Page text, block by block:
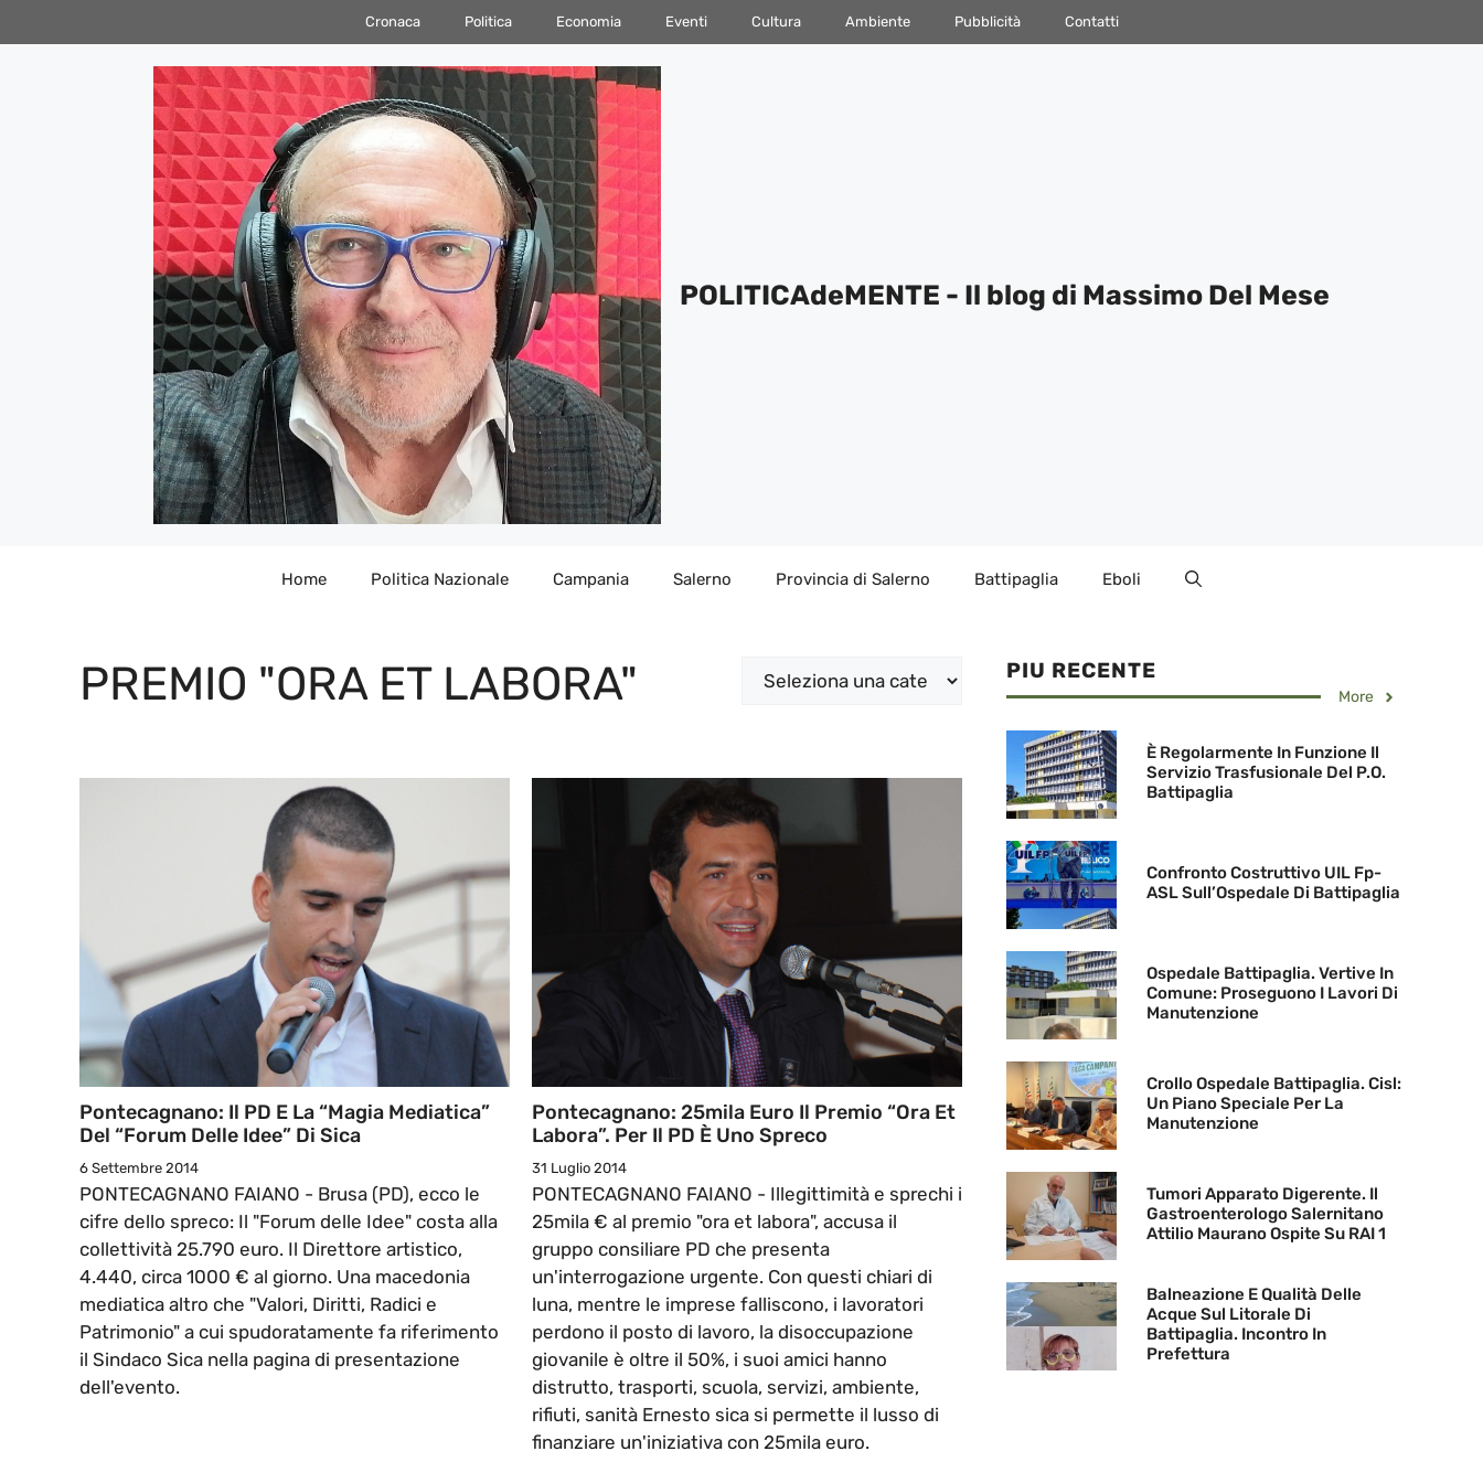
al
Cronaca Politica Economia Eventi Cultura Ambiente Pubblicità Contatti
POLITICAdeMENTE - Il blog di Massimo Del Mese
Home Politica Nazionale Campania Salerno Provincia di Salerno Battipaglia Eboli
PREMIO "ORA ET LABORA" Categorie
Pontecagnano: Il PD E La “Magia Mediatica”
Del “Forum Delle Idee” Di Sica
6 Settembre 2014
PONTECAGNANO FAIANO - Brusa (PD), ecco le
cifre dello spreco: Il "Forum delle Idee" costa alla
collettività 25.790 euro. Il Direttore artistico,
4.440, circa 1000 € al giorno. Una macedonia
mediatica altro che "Valori, Diritti, Radici e
Patrimonio" a cui spudoratamente fa riferimento
il Sindaco Sica nella pagina di presentazione
dell'evento.
Pontecagnano: 25mila Euro Il Premio “Ora Et
Labora”. Per Il PD È Uno Spreco
31 Luglio 2014
PONTECAGNANO FAIANO - Illegittimità e sprechi i
25mila € al premio "ora et labora", accusa il
gruppo consiliare PD che presenta
un'interrogazione urgente. Con questi chiari di
luna, mentre le imprese falliscono, i lavoratori
perdono il posto di lavoro, la disoccupazione
giovanile è oltre il 50%, i suoi amici hanno
distrutto, trasporti, scuola, servizi, ambiente,
rifiuti, sanità Ernesto sica si permette il lusso di
finanziare un'iniziativa con 25mila euro.
PIU RECENTE
More
È Regolarmente In Funzione Il
Servizio Trasfusionale Del P.O.
Battipaglia
Confronto Costruttivo UIL Fp-
ASL Sull’Ospedale Di Battipaglia
Ospedale Battipaglia. Vertive In
Comune: Proseguono I Lavori Di
Manutenzione
Crollo Ospedale Battipaglia. Cisl:
Un Piano Speciale Per La
Manutenzione
Tumori Apparato Digerente. Il
Gastroenterologo Salernitano
Attilio Maurano Ospite Su RAI 1
Balneazione E Qualità Delle
Acque Sul Litorale Di
Battipaglia. Incontro In
Prefettura